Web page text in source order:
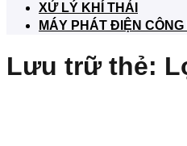
XỬ LÝ KHÍ THẢI
MÁY PHÁT ĐIỆN CÔNG
Lưu trữ thẻ: